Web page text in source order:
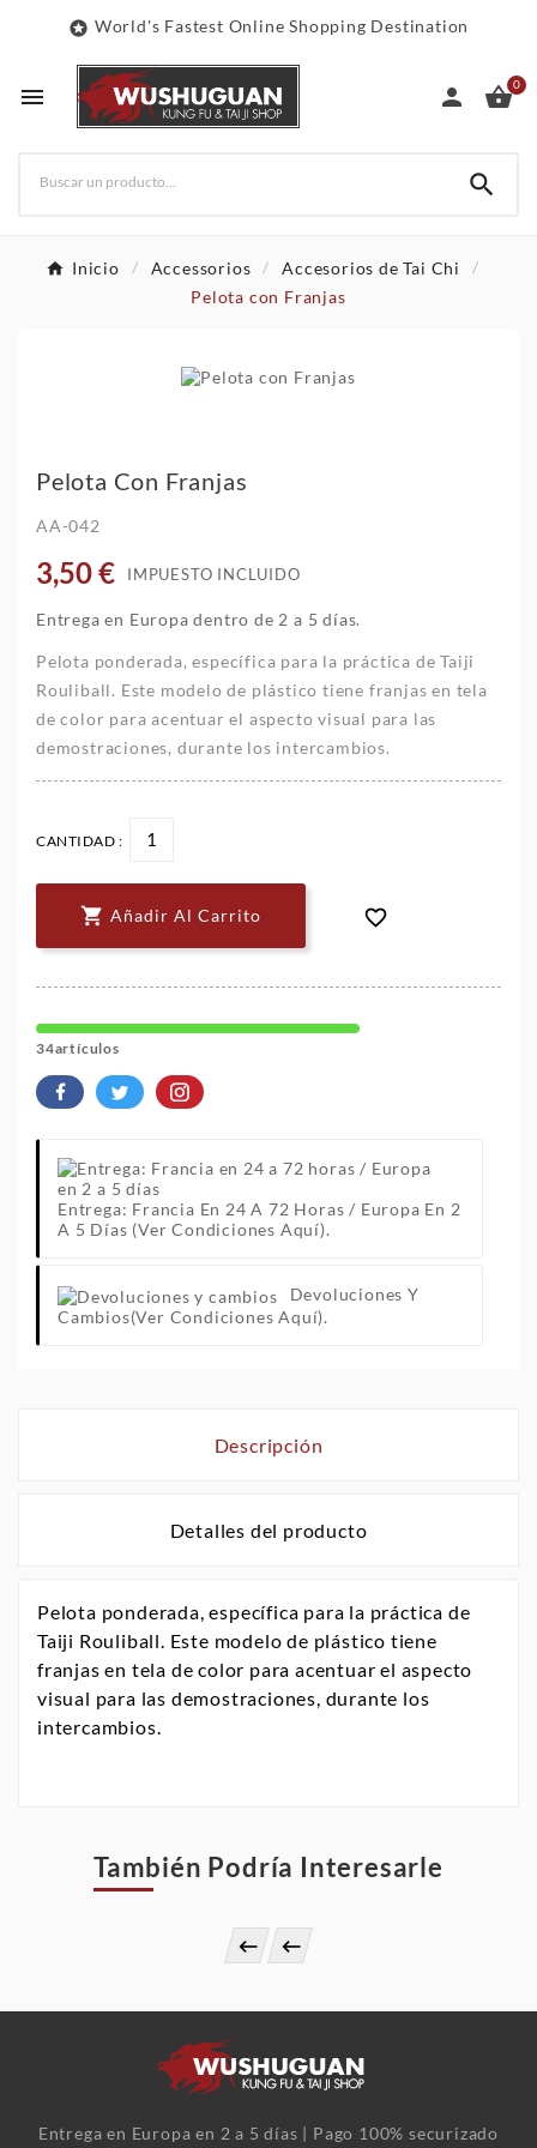
 World's Fastest Online Shopping Destination
  0

Inicio Accessorios
Accesorios de Tai Chi
Pelota con Franjas
Pelota Con Franjas
AA-042
3,50 € IMPUESTO INCLUIDO
Entrega en Europa dentro de 2 a 5 días.
Pelota ponderada, específica para la práctica de Taiji
Rouliball. Este modelo de plástico tiene franjas en tela
de color para acentuar el aspecto visual para las
demostraciones, durante los intercambios.
CANTIDAD :
 Añadir Al Carrito 
34artículos
Entrega: Francia En 24 A 72 Horas / Europa En 2
A 5 Días (Ver Condiciones Aquí).
Devoluciones Y
Cambios(Ver Condiciones Aquí).
Descripción
Detalles del producto
Pelota ponderada, específica para la práctica de
Taiji Rouliball. Este modelo de plástico tiene
franjas en tela de color para acentuar el aspecto
visual para las demostraciones, durante los
intercambios.
También Podría Interesarle
 
Entrega en Europa en 2 a 5 días | Pago 100% securizado